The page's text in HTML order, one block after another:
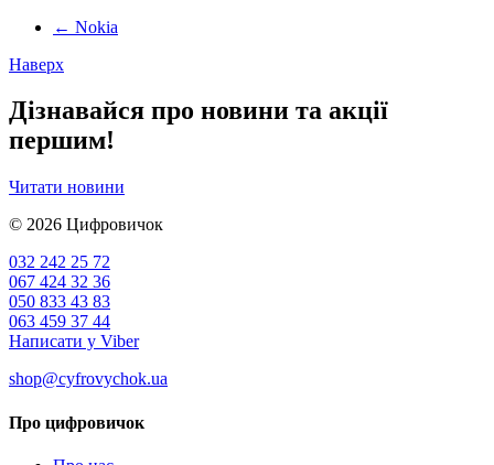
← Nokia
Наверх
Дізнавайся про новини та акції
першим!
Читати новини
© 2026 Цифровичок
032 242 25 72
067 424 32 36
050 833 43 83
063 459 37 44
Написати у Viber
shop@cyfrovychok.ua
Про цифровичок